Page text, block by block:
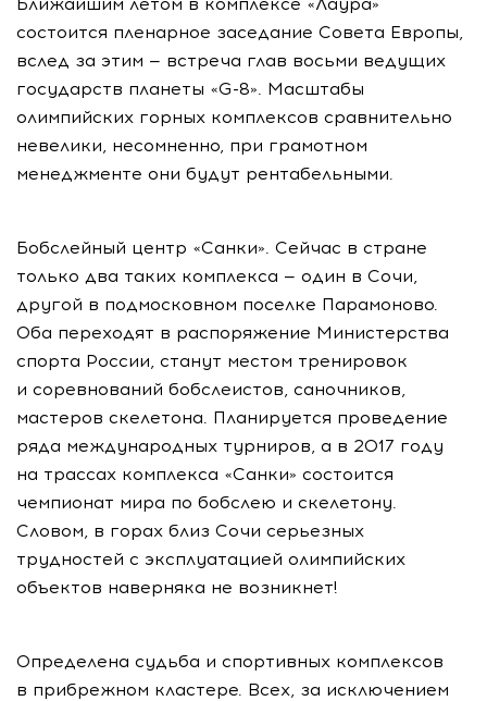
состоится пленарное заседание Совета Европы,
вслед за этим — встреча глав восьми ведущих
государств планеты «G-8». Масштабы
олимпийских горных комплексов сравнительно
невелики, несомненно, при грамотном
менеджменте они будут рентабельными.
Бобслейный центр «Санки». Сейчас в стране
только два таких комплекса — один в Сочи,
другой в подмосковном поселке Парамоново.
Оба переходят в распоряжение Министерства
спорта России, станут местом тренировок
и соревнований бобслеистов, саночников,
мастеров скелетона. Планируется проведение
ряда международных турниров, а в 2017 году
на трассах комплекса «Санки» состоится
чемпионат мира по бобслею и скелетону.
Словом, в горах близ Сочи серьезных
трудностей с эксплуатацией олимпийских
объектов наверняка не возникнет!
Определена судьба и спортивных комплексов
в прибрежном кластере. Всех, за исключением